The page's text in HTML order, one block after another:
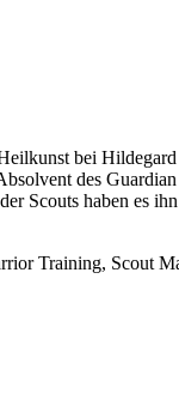
bei
des
Scouts haben es
Training, Scout